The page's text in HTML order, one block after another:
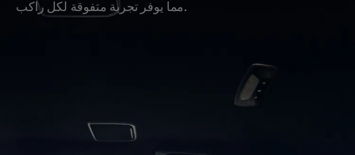
مما يوفر تجربة متفوقة لكل راكب.